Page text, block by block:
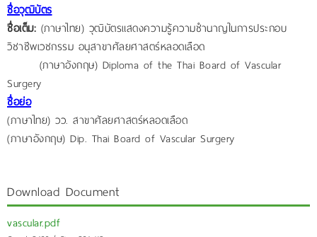
ชื่อวุฒิบัตร
ชื่อเต็ม: (ภาษาไทย) วุฒิบัตรแสดงความรู้ความชำนาญในการประกอบ
วิชาชีพเวชกรรม อนุสาขาศัลยศาสตร์หลอดเลือด
(ภาษาอังกฤษ) Diploma of the Thai Board of Vascular
Surgery
ชื่อย่อ
(ภาษาไทย) วว. สาขาศัลยศาสตร์หลอดเลือด
(ภาษาอังกฤษ) Dip. Thai Board of Vascular Surgery
Download Document
vascular.pdf